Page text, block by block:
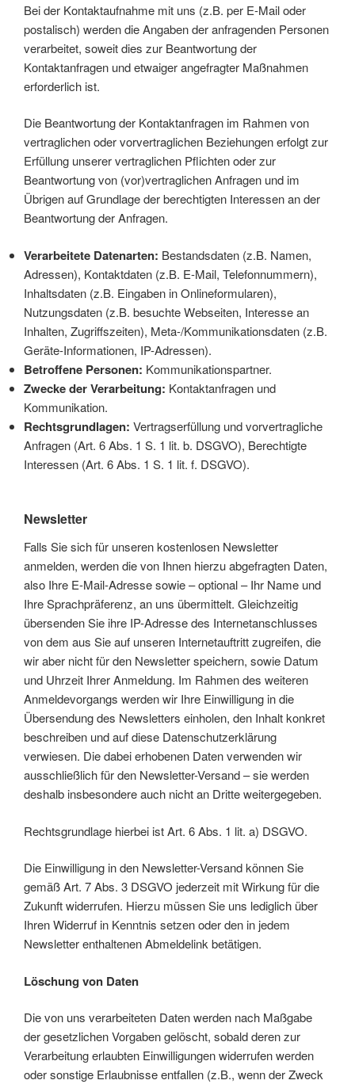
Bei der Kontaktaufnahme mit uns (z.B. per E-Mail oder
postalisch) werden die Angaben der anfragenden Personen
verarbeitet, soweit dies zur Beantwortung der
Kontaktanfragen und etwaiger angefragter Maßnahmen
erforderlich ist.
Die Beantwortung der Kontaktanfragen im Rahmen von
vertraglichen oder vorvertraglichen Beziehungen erfolgt zur
Erfüllung unserer vertraglichen Pflichten oder zur
Beantwortung von (vor)vertraglichen Anfragen und im
Übrigen auf Grundlage der berechtigten Interessen an der
Beantwortung der Anfragen.
Verarbeitete Datenarten: Bestandsdaten (z.B. Namen,
Adressen), Kontaktdaten (z.B. E-Mail, Telefonnummern),
Inhaltsdaten (z.B. Eingaben in Onlineformularen),
Nutzungsdaten (z.B. besuchte Webseiten, Interesse an
Inhalten, Zugriffszeiten), Meta-/Kommunikationsdaten (z.B.
Geräte-Informationen, IP-Adressen).
Betroffene Personen: Kommunikationspartner.
Zwecke der Verarbeitung: Kontaktanfragen und
Kommunikation.
Rechtsgrundlagen: Vertragserfüllung und vorvertragliche
Anfragen (Art. 6 Abs. 1 S. 1 lit. b. DSGVO), Berechtigte
Interessen (Art. 6 Abs. 1 S. 1 lit. f. DSGVO).
Newsletter
Falls Sie sich für unseren kostenlosen Newsletter
anmelden, werden die von Ihnen hierzu abgefragten Daten,
also Ihre E-Mail-Adresse sowie – optional – Ihr Name und
Ihre Sprachpräferenz, an uns übermittelt. Gleichzeitig
übersenden Sie ihre IP-Adresse des Internetanschlusses
von dem aus Sie auf unseren Internetauftritt zugreifen, die
wir aber nicht für den Newsletter speichern, sowie Datum
und Uhrzeit Ihrer Anmeldung. Im Rahmen des weiteren
Anmeldevorgangs werden wir Ihre Einwilligung in die
Übersendung des Newsletters einholen, den Inhalt konkret
beschreiben und auf diese Datenschutzerklärung
verwiesen. Die dabei erhobenen Daten verwenden wir
ausschließlich für den Newsletter-Versand – sie werden
deshalb insbesondere auch nicht an Dritte weitergegeben.
Rechtsgrundlage hierbei ist Art. 6 Abs. 1 lit. a) DSGVO.
Die Einwilligung in den Newsletter-Versand können Sie
gemäß Art. 7 Abs. 3 DSGVO jederzeit mit Wirkung für die
Zukunft widerrufen. Hierzu müssen Sie uns lediglich über
Ihren Widerruf in Kenntnis setzen oder den in jedem
Newsletter enthaltenen Abmeldelink betätigen.
Löschung von Daten
Die von uns verarbeiteten Daten werden nach Maßgabe
der gesetzlichen Vorgaben gelöscht, sobald deren zur
Verarbeitung erlaubten Einwilligungen widerrufen werden
oder sonstige Erlaubnisse entfallen (z.B., wenn der Zweck